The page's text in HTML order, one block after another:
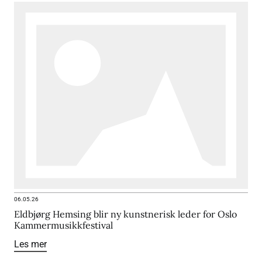
06.05.26
Eldbjørg Hemsing blir ny kunstnerisk leder for Oslo
Kammermusikkfestival
Les mer